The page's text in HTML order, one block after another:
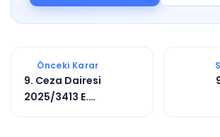
Önceki Karar
9. Ceza Dairesi
2025/3413 E.